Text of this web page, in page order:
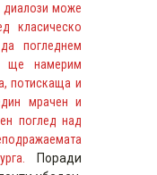
диалози може
класическо
погледнем
ще намерим
потискаща и
мрачен и
поглед над
Поради